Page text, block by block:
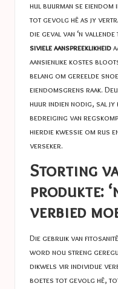
hul buurman se
tot gevolg hê as jy
die geval van ‘n
siviele aanspreeklikheid
aansienlike kostes
belang om gereelde
eiendomsgrens raak.
huur indien nodig, sal jy
bedreiging van
hierdie kwessie om rus
verseker.
Storting
produkte:
verbied
Die gebruik van
word nou streng
dikwels vir individue
boetes tot gevolg hê,